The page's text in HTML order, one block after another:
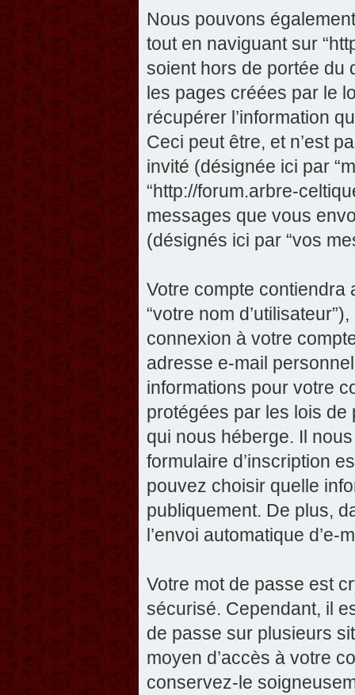
Nous pouvons
tout en naviguant sur
soient hors de portée du
les pages créées par le
récupérer l’information
Ceci peut être, et n’est
invité (désignée ici par
“http://forum.arbre-
messages que vous
(désignés ici par “vos
Votre compte contiendra
“votre nom
connexion à votre
adresse e-mail
informations pour votre
protégées par les lois
qui nous héberge. Il
formulaire d’inscription
pouvez choisir quelle
publiquement. De plus,
l’envoi automatique d’e-
Votre mot de passe est
sécurisé. Cependant, il
de passe sur plusieurs
moyen d’accès à votre
conservez-le